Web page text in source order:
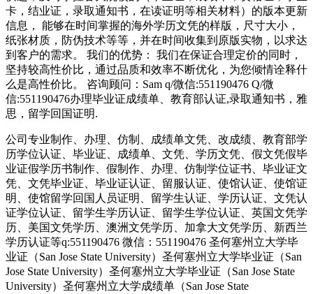
卡，结业证，录取通知书，在读证明等相关材料）的版本更新
信息， 能够在时间掌握的海外学历文凭的样版，尺寸大小，
纸张材质，防伪技术等等，并在时间收集到原版实物，以求达
到客户的需求。 我们的优势： 我们在保证合理定价的同时，
坚持较高性价比，通过品质和效率不断优化，为您倾情诠释什
么是高性价比。 咨询顾问：Sam q/微信:551190476 Q/微
信:551190476办理毕业证成绩单、教育部认证,录取通知书，雅
思，留学回国证明.
公司专业制作、办理、仿制、成绩单文凭、改成绩、教育部学
历学位认证、毕业证、成绩单、文凭、学历文凭、假文凭假毕
业证假学历书制作、假制作、办理、仿制学位证书、毕业证文
凭、文凭毕业证、毕业证认证、留服认证、使馆认证、使馆证
明、使馆留学回国人员证明、留学生认证、学历认证、文凭认
证学位认证、留学生学历认证、留学生学位认证、英国文凭学
历、美国文凭学历、澳洲文凭学历、加拿大文凭学历、新西兰
学历认证等q:551190476 微信：551190476 圣何塞州立大学毕
业证（San Jose State University）圣何塞州立大学毕业证（San
Jose State University）圣何塞州立大学毕业证（San Jose State
University）圣何塞州立大学成绩单（San Jose State